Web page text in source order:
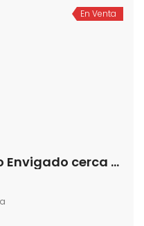
En Venta
Se vende apartamento Envigado cerca a la Plaza de Santa Gertrudis (193747373)